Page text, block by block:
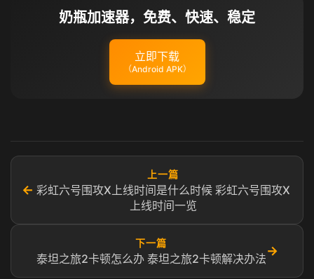
奶瓶加速器，免费、快速、稳定
立即下载
（Android APK）
←
上一篇
彩虹六号围攻X上线时间是什么时候 彩虹六号围攻X
上线时间一览
下一篇
泰坦之旅2卡顿怎么办 泰坦之旅2卡顿解决办法
→